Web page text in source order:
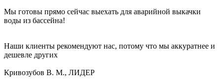
Мы готовы прямо сейчас выехать для аварийной выкачки
воды из бассейна!
Наши клиенты рекомендуют нас, потому что мы аккуратнее и
дешевле других
Кривозубов В. М., ЛИДЕР